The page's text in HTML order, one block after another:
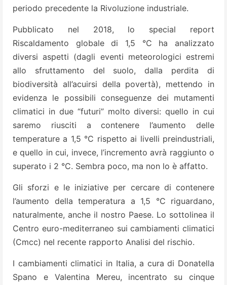
periodo precedente la Rivoluzione industriale.
Pubblicato nel 2018, lo special report
Riscaldamento globale di 1,5 °C ha analizzato
diversi aspetti (dagli eventi meteorologici estremi
allo sfruttamento del suolo, dalla perdita di
biodiversità all’acuirsi della povertà), mettendo in
evidenza le possibili conseguenze dei mutamenti
climatici in due “futuri” molto diversi: quello in cui
saremo riusciti a contenere l’aumento delle
temperature a 1,5 °C rispetto ai livelli preindustriali,
e quello in cui, invece, l’incremento avrà raggiunto o
superato i 2 °C. Sembra poco, ma non lo è affatto.
Gli sforzi e le iniziative per cercare di contenere
l’aumento della temperatura a 1,5 °C riguardano,
naturalmente, anche il nostro Paese. Lo sottolinea il
Centro euro-mediterraneo sui cambiamenti climatici
(Cmcc) nel recente rapporto Analisi del rischio.
I cambiamenti climatici in Italia, a cura di Donatella
Spano e Valentina Mereu, incentrato su cinque